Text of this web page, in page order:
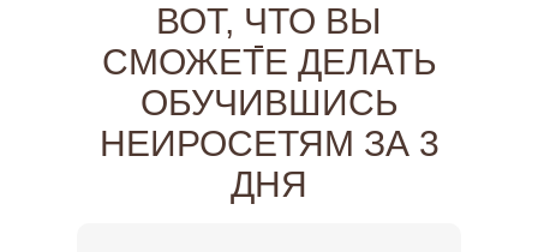
ВОТ, ЧТО ВЫ
СМОЖЕТЕ ДЕЛАТЬ
ОБУЧИВШИСЬ
НЕИРОСЕТЯМ ЗА 3
ДНЯ